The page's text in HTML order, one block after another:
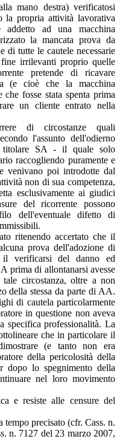
mano destra) verificatosi
la propria attività lavorativa
addetto ad una macchina
la mancata prova da
di tutte le cautele necessarie
irrilevanti proprio quelle
pretende di ricavare
(e cioè che la macchina
fosse stata spenta prima
un cliente entrato nella
di circostanze quali
l'assunto dell'odierno
titolare SA - il quale solo
raccogliendo puramente e
venivano poi introdotte dal
non di sua competenza,
esclusivamente ai giudici
del ricorrente possono
dell'eventuale difetto di
ritenendo accertato che il
prova dell'adozione di
verificarsi del danno ed
prima di allontanarsi avesse
circostanza, oltre a non
della stessa da parte di AA.
di cautela particolarmente
in questione non aveva
specifica professionalità. La
che in particolare il
(e tanto non era
della pericolosità della
dopo lo spegnimento della
nel loro movimento
e resiste alle censure del
tempo precisato (cfr. Cass. n.
n. 7127 del 23 marzo 2007,